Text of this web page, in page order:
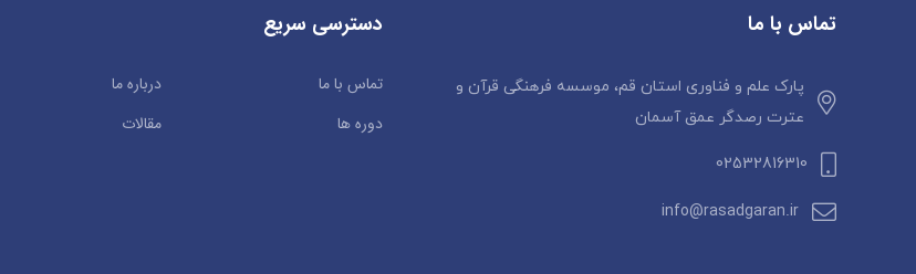
تماس با ما
پارک علم و فناوری استان قم، موسسه فرهنگی قرآن و
عترت رصدگر عمق آسمان
02532816310
info@rasadgaran.ir
دسترسی سریع
تماس با ما
درباره ما
دوره ها
مقالات